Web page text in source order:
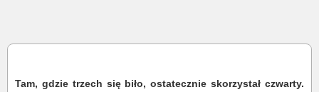
Tam, gdzie trzech się biło, ostatecznie skorzystał czwarty.